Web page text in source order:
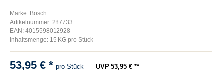
Marke: Bosch
Artikelnummer: 287733
EAN: 4015598012928
Inhaltsmenge: 15 KG pro Stück
53,95 € * pro Stück UVP 53,95 € **